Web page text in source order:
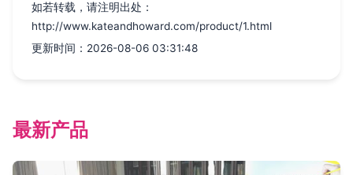
如若转载，请注明出处：
http://www.kateandhoward.com/product/1.html
更新时间：2026-08-06 03:31:48
最新产品